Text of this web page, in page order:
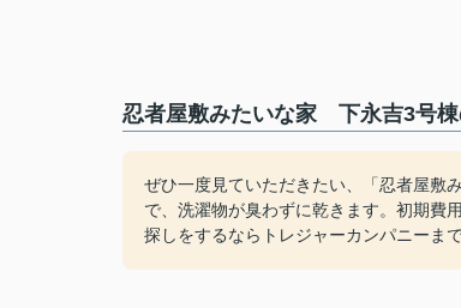
忍者屋敷みたいな家 下永吉3号
ぜひ一度見ていただきたい、「忍者屋敷
で、洗濯物が臭わずに乾きます。初期費
探しをするならトレジャーカンパニーま